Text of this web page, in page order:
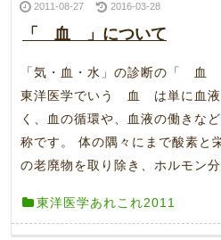
2011-08-27 2016-03-28
「 血 」について
「気・血・水」の診断の「 血
東洋医学でいう 血 は単に血液
く、血の循環や、血液の働きな
称です。 体の隅々にまで酸素と
の老廃物を取り除き、ホルモン分
東洋医学あれこれ2011